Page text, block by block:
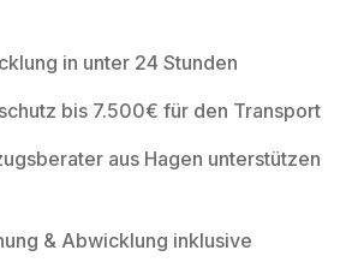
in unter 24 Stunden
bis 7.500€ für den Transport
aus Hagen unterstützen
& Abwicklung inklusive